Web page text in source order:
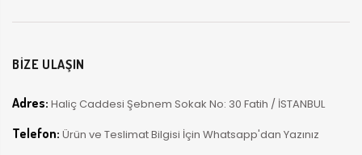
BİZE ULAŞIN
Adres: Haliç Caddesi Şebnem Sokak No: 30 Fatih / İSTANBUL
Telefon: Ürün ve Teslimat Bilgisi İçin Whatsapp'dan Yazınız